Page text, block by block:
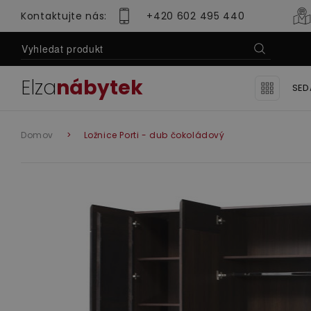
Kontaktujte nás: +420 602 495 440
Elzanábytek
Sedací soupravy
Obývací
Domov Ložnice Porti - dub čokoládový